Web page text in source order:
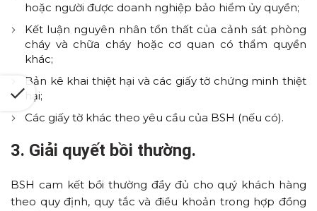
hoặc người được doanh nghiệp bảo hiểm ủy quyền;
Kết luận nguyên nhân tổn thất của cảnh sát phòng
cháy và chữa cháy hoặc cơ quan có thẩm quyền
khác;
Bản kê khai thiệt hại và các giấy tờ chứng minh thiệt
hại;
Các giấy tờ khác theo yêu cầu của BSH (nếu có).
3. Giải quyết bồi thường.
BSH cam kết bồi thường đầy đủ cho quý khách hàng
theo quy định, quy tắc và điều khoản trong hợp đồng